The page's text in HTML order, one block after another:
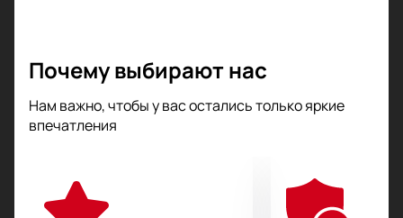
Сюжет строится вокруг актрисы. К ней
возвращаются мужчины из прошлого. Они видят
молодую женщину, хотя сами постарели. Причина —
Постановка пройдет в Москве, театр «Et Cetera»,
Фролов переулок, дом 2.
Почему выбирают нас
Нам важно, чтобы у вас остались только яркие
впечатления